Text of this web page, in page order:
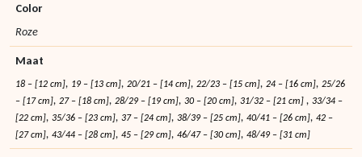
Color
Roze
Maat
18 – [12 cm], 19 – [13 cm],20/21 – [14 cm],22/23 – [15 cm],24 – [16 cm],25/26
– [17 cm],27 – [18 cm],28/29 – [19 cm],30 – [20 cm],31/32 – [21 cm],33/34 –
[22 cm],35/36 – [23 cm],37 – [24 cm],38/39 – [25 cm],40/41 – [26 cm],42 –
[27 cm],43/44 – [28 cm],45 – [29 cm],46/47 – [30 cm],48/49 – [31 cm]